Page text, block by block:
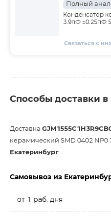
Полный
Конденсатор
3.9пФ ±0.25пФ
Связаться с
Способы доставки в
Доставка
керамический SMD 0402
Екатеринбург
Самовывоз из
от 1 раб. дня